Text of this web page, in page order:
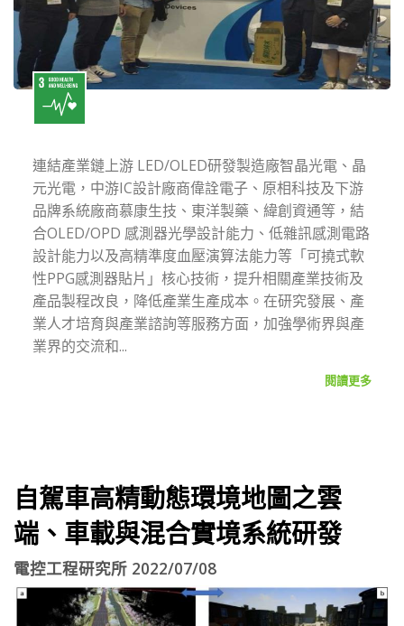
連結產業鏈上游 LED/OLED研發製造廠智晶光電、晶
元光電，中游IC設計廠商偉詮電子、原相科技及下游
品牌系統廠商慕康生技、東洋製藥、緯創資通等，結
合OLED/OPD 感測器光學設計能力、低雜訊感測電路
設計能力以及高精準度血壓演算法能力等「可撓式軟
性PPG感測器貼片」核心技術，提升相關產業技術及
產品製程改良，降低產業生產成本。在研究發展、產
業人才培育與產業諮詢等服務方面，加強學術界與產
業界的交流和...
閱讀更多
自駕車高精動態環境地圖之雲
端、車載與混合實境系統研發
電控工程研究所 2022/07/08